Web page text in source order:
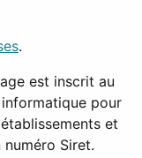
.
est inscrit au
pour
et
Siret.